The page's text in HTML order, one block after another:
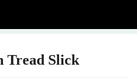
Tread Slick